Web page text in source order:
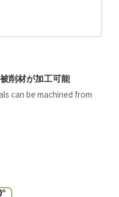
削材が加工可能
can be machined from